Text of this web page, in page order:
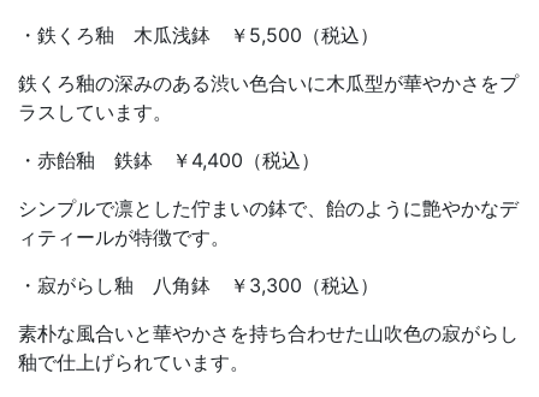
・鉄くろ釉 木瓜浅鉢 ￥5,500（税込）
鉄くろ釉の深みのある渋い色合いに木瓜型が華やかさをプ
ラスしています。
・赤飴釉 鉄鉢 ￥4,400（税込）
シンプルで凛とした佇まいの鉢で、飴のように艶やかなデ
ィティールが特徴です。
・寂がらし釉 八角鉢 ￥3,300（税込）
素朴な風合いと華やかさを持ち合わせた山吹色の寂がらし
釉で仕上げられています。